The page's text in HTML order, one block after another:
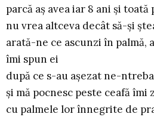
parcă aş avea iar 8 ani şi
nu vrea altceva decât să-şi
arată-ne ce ascunzi în palmă,
îmi spun ei
după ce s-au aşezat ne-
şi mă pocnesc peste ceafă îmi
cu palmele lor înnegrite de